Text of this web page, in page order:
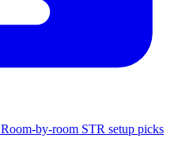
Room-by-room STR setup picks